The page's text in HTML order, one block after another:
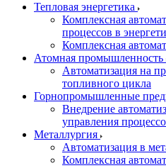
Тепловая энергетика
Комплексная
процессов в
Комплексная
Атомная промышленность
Автоматизация на
топливного цикла
Горнопромышленные
Внедрение
управления
Металлургия
Автоматизация в
Комплексная